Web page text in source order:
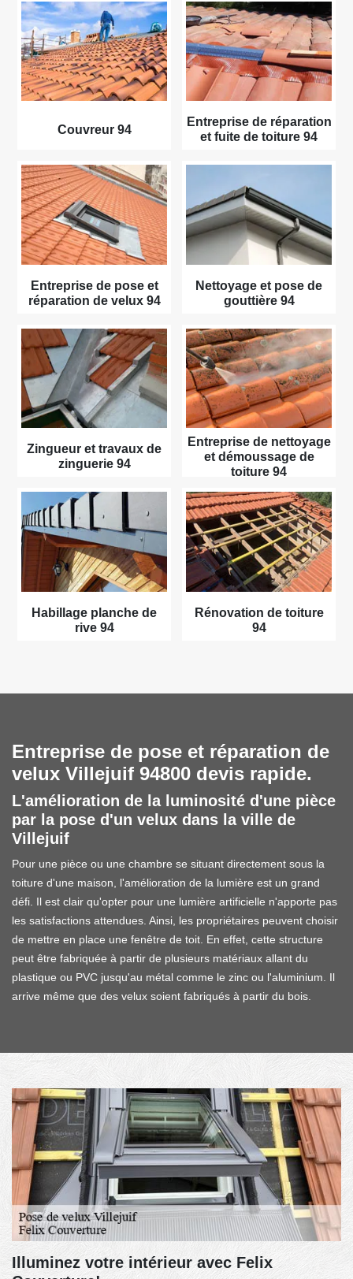
Couvreur 94
Entreprise de réparation
et fuite de toiture 94
Entreprise de pose et
réparation de velux 94
Nettoyage et pose de
gouttière 94
Zingueur et travaux de
zinguerie 94
Entreprise de nettoyage
et démoussage de
toiture 94
Habillage planche de
rive 94
Rénovation de toiture
94
Entreprise de pose et réparation de
velux Villejuif 94800 devis rapide.
L'amélioration de la luminosité d'une pièce
par la pose d'un velux dans la ville de
Villejuif
Pour une pièce ou une chambre se situant directement sous la
toiture d'une maison, l'amélioration de la lumière est un grand
défi. Il est clair qu'opter pour une lumière artificielle n'apporte pas
les satisfactions attendues. Ainsi, les propriétaires peuvent choisir
de mettre en place une fenêtre de toit. En effet, cette structure
peut être fabriquée à partir de plusieurs matériaux allant du
plastique ou PVC jusqu'au métal comme le zinc ou l'aluminium. Il
arrive même que des velux soient fabriqués à partir du bois.
Illuminez votre intérieur avec Felix